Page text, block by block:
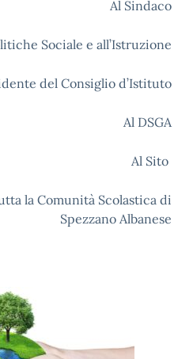
Al Sindaco
Sociale e all’Istruzione
del Consiglio d’Istituto
Al DSGA
Al Sito
la Comunità Scolastica di
Spezzano Albanese